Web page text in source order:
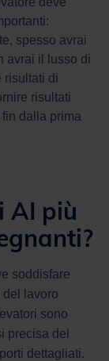
spesso avrai
avrai il lusso di
risultati di
risultati
dalla prima
AI più
soddisfare
del lavoro
sono
precisa del
dettagliati.